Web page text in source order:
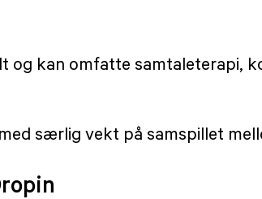
og kan omfatte samtaleterapi,
særlig vekt på samspillet